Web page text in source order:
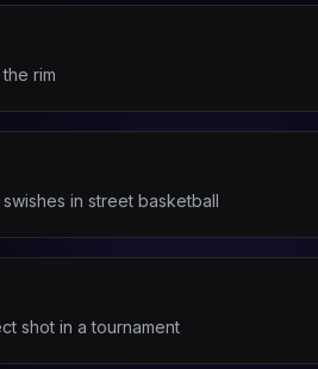
rim
in street basketball
shot in a tournament